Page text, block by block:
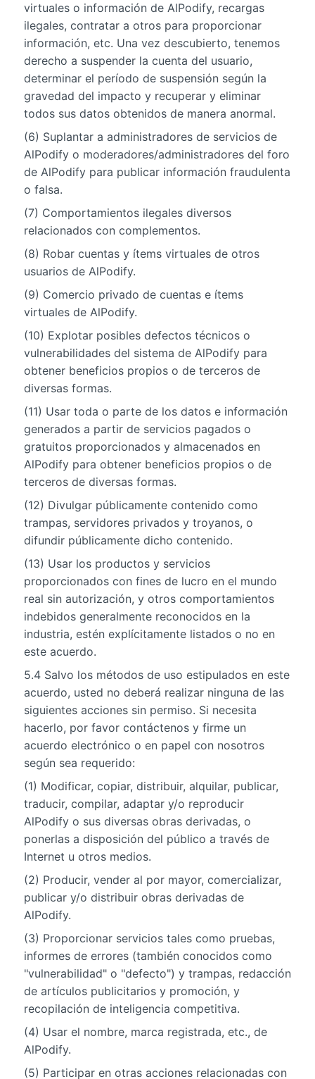
virtuales o información de AlPodify, recargas
ilegales, contratar a otros para proporcionar
información, etc. Una vez descubierto, tenemos
derecho a suspender la cuenta del usuario,
determinar el período de suspensión según la
gravedad del impacto y recuperar y eliminar
todos sus datos obtenidos de manera anormal.
(6) Suplantar a administradores de servicios de
AlPodify o moderadores/administradores del foro
de AlPodify para publicar información fraudulenta
o falsa.
(7) Comportamientos ilegales diversos
relacionados con complementos.
(8) Robar cuentas y ítems virtuales de otros
usuarios de AlPodify.
(9) Comercio privado de cuentas e ítems
virtuales de AlPodify.
(10) Explotar posibles defectos técnicos o
vulnerabilidades del sistema de AlPodify para
obtener beneficios propios o de terceros de
diversas formas.
(11) Usar toda o parte de los datos e información
generados a partir de servicios pagados o
gratuitos proporcionados y almacenados en
AlPodify para obtener beneficios propios o de
terceros de diversas formas.
(12) Divulgar públicamente contenido como
trampas, servidores privados y troyanos, o
difundir públicamente dicho contenido.
(13) Usar los productos y servicios
proporcionados con fines de lucro en el mundo
real sin autorización, y otros comportamientos
indebidos generalmente reconocidos en la
industria, estén explícitamente listados o no en
este acuerdo.
5.4 Salvo los métodos de uso estipulados en este
acuerdo, usted no deberá realizar ninguna de las
siguientes acciones sin permiso. Si necesita
hacerlo, por favor contáctenos y firme un
acuerdo electrónico o en papel con nosotros
según sea requerido:
(1) Modificar, copiar, distribuir, alquilar, publicar,
traducir, compilar, adaptar y/o reproducir
AlPodify o sus diversas obras derivadas, o
ponerlas a disposición del público a través de
Internet u otros medios.
(2) Producir, vender al por mayor, comercializar,
publicar y/o distribuir obras derivadas de
AlPodify.
(3) Proporcionar servicios tales como pruebas,
informes de errores (también conocidos como
"vulnerabilidad" o "defecto") y trampas, redacción
de artículos publicitarios y promoción, y
recopilación de inteligencia competitiva.
(4) Usar el nombre, marca registrada, etc., de
AlPodify.
(5) Participar en otras acciones relacionadas con